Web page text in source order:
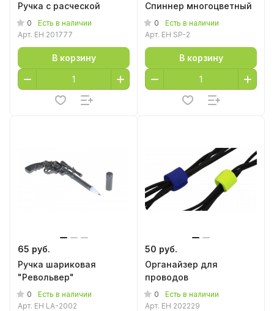
Ручка с расческой
0
Есть в наличии
Арт. EH 201777
В корзину
Спиннер многоцветный
0
Есть в наличии
Арт. EH SP-2
В корзину
65 руб.
Ручка шариковая
"Револьвер"
0
Есть в наличии
Арт. EH LA-2002
50 руб.
Органайзер для
проводов
0
Есть в наличии
Арт. EH 202229